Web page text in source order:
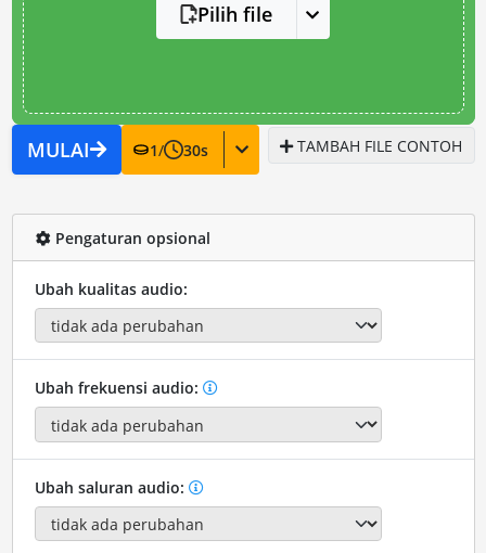
Pilih file
MULAI 1/ 30s TAMBAH FILE CONTOH
Pengaturan opsional
Ubah kualitas audio:
Ubah frekuensi audio:
Ubah saluran audio: